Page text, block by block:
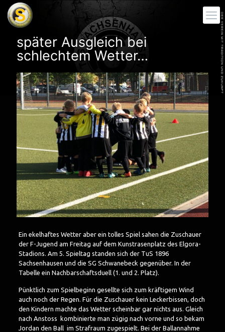
später Ausgleich bei
schlechtem Wetter…
Ein ekelhaftes Wetter aber ein tolles Spiel sahen die Zuschauer
der F-Jugend am Freitag auf dem Kunstrasenplatz des Elgora-
Stadions. Am 5. Spieltag standen sich der TuS 1896
Sachsenhausen und die SG Schwanebeck gegenüber. In der
Tabelle ein Nachbarschaftsduell (1. und 2. Platz).
Pünktlich zum Spielbeginn gesellte sich zum kräftigem Wind
auch noch der Regen. Für die Zuschauer kein Leckerbissen, doch
den Kindern machte das Wetter scheinbar gar nichts aus. Gleich
nach Anstoss kombinierte man zügig nach vorne und so bekam
Jordan den Ball im Strafraum zugespielt. Bei der Ballannahme